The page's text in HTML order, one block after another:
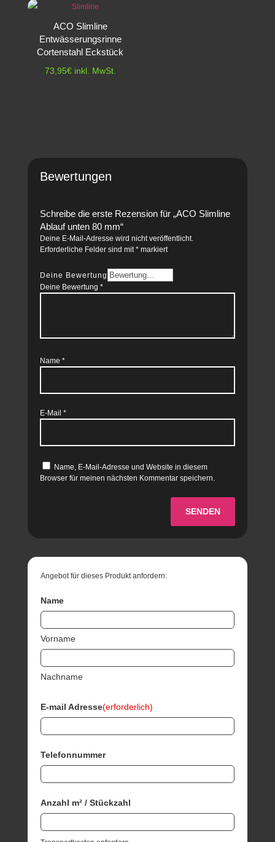
ACO Slimline
Entwässerungsrinne
Cortenstahl Eckstück
73,95€ inkl. MwSt.
Bewertungen
Schreibe die erste Rezension für „ACO Slimline
Ablauf unten 80 mm“
Deine E-Mail-Adresse wird nicht veröffentlicht.
Erforderliche Felder sind mit*markiert
Deine Bewertung
Deine Bewertung *
Name *
E-Mail *
Name, E-Mail-Adresse und Website in diesem
Browser für meinen nächsten Kommentar speichern.
SENDEN
Angebot für dieses Produkt anfordern:
Name
Vorname
Nachname
E-mail Adresse(erforderlich)
Telefonnummer
Anzahl m² / Stückzahl